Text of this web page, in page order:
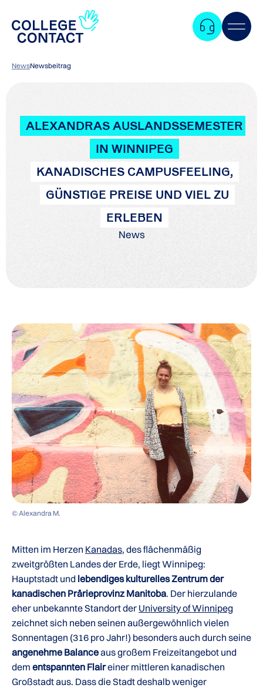
NewsNewsbeitrag
ALEXANDRAS AUSLANDSSEMESTER
IN WINNIPEG
KANADISCHES CAMPUSFEELING,
GÜNSTIGE PREISE UND VIEL ZU
ERLEBEN
News
© Alexandra M.
Mitten im Herzen Kanadas, des flächenmäßig
zweitgrößten Landes der Erde, liegt Winnipeg:
Hauptstadt und lebendiges kulturelles Zentrum der
kanadischen Prärieprovinz Manitoba. Der hierzulande
eher unbekannte Standort der University of Winnipeg
zeichnet sich neben seinen außergewöhnlich vielen
Sonnentagen (316 pro Jahr!) besonders auch durch seine
angenehme Balanceaus großem Freizeitangebot und
dem entspannten Flaireiner mittleren kanadischen
Großstadt aus. Dass die Stadt deshalb weniger